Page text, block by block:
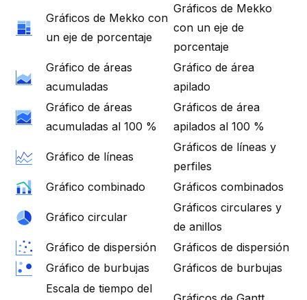
Gráficos de Mekko con
un eje de porcentaje
Gráficos de Mekko
con un eje de
porcentaje
Gráfico de áreas
acumuladas
Gráfico de área
apilado
Gráfico de áreas
acumuladas al 100 %
Gráficos de área
apilados al 100 %
Gráfico de líneas
Gráficos de líneas y
perfiles
Gráfico combinado
Gráficos combinados
Gráfico circular
Gráficos circulares y
de anillos
Gráfico de dispersión
Gráficos de dispersión
Gráfico de burbujas
Gráficos de burbujas
Escala de tiempo del